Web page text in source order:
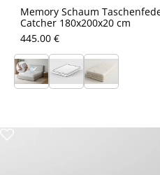
Memory Schaum
Catcher 180x200x20 cm
445.00 €